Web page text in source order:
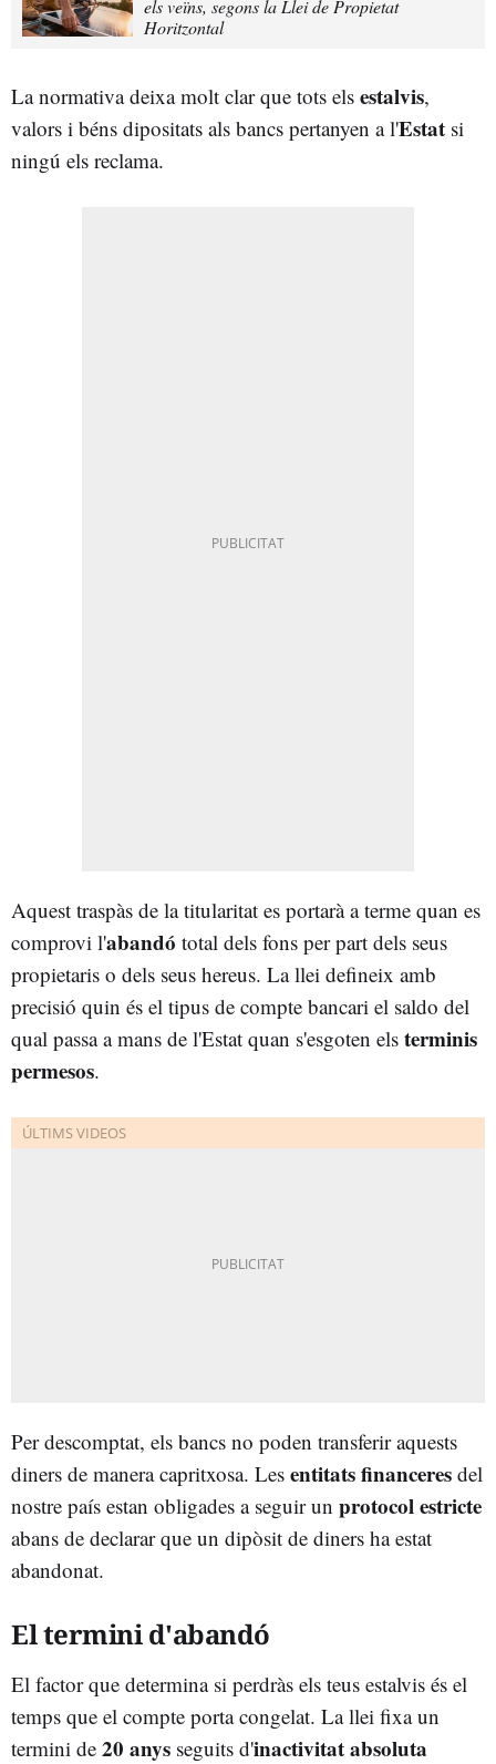
els veïns, segons la Llei de Propietat
Horitzontal
La normativa deixa molt clar que tots els estalvis,
valors i béns dipositats als bancs pertanyen a l'Estat si
ningú els reclama.
Aquest traspàs de la titularitat es portarà a terme quan es
comprovi l'abandó total dels fons per part dels seus
propietaris o dels seus hereus. La llei defineix amb
precisió quin és el tipus de compte bancari el saldo del
qual passa a mans de l'Estat quan s'esgoten els terminis
permesos.
Per descomptat, els bancs no poden transferir aquests
diners de manera capritxosa. Les entitats financeres del
nostre país estan obligades a seguir un protocol estricte
abans de declarar que un dipòsit de diners ha estat
abandonat.
El termini d'abandó
El factor que determina si perdràs els teus estalvis és el
temps que el compte porta congelat. La llei fixa un
termini de 20 anys seguits d'inactivitat absoluta